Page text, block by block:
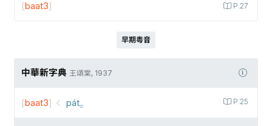
P.27
[baat3]
早期粵音
中華新字典 王頌棠, 1937
P.25
[baat3] pát⸰